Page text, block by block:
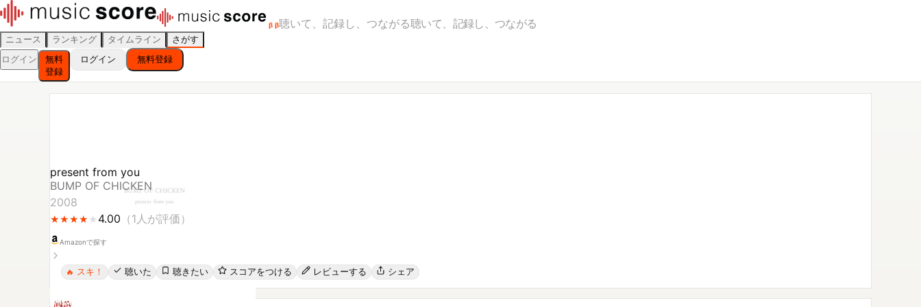
β β聴いて、記録し、つながる聴いて、記録し、つながる
ニュース ランキング タイムライン
さがす
ログイン
無料
登録
ログイン 無料登録
present from you
BUMP OF CHICKEN
2008
★
★★
★★
★★
★ ★ 4.00 （1 人が評価）
Amazonで探す
🔥 スキ！ 聴いた 聴きたい スコアをつける レビューする シェア